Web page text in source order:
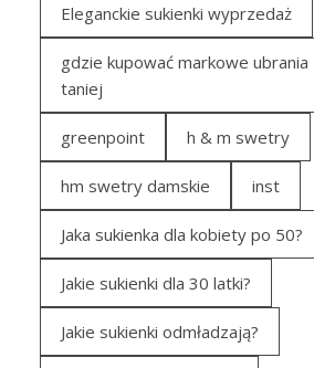
Eleganckie sukienki wyprzedaż
gdzie kupować markowe ubrania
taniej
greenpoint h & m swetry
hm swetry damskie inst
Jaka sukienka dla kobiety po 50?
Jakie sukienki dla 30 latki?
Jakie sukienki odmładzają?